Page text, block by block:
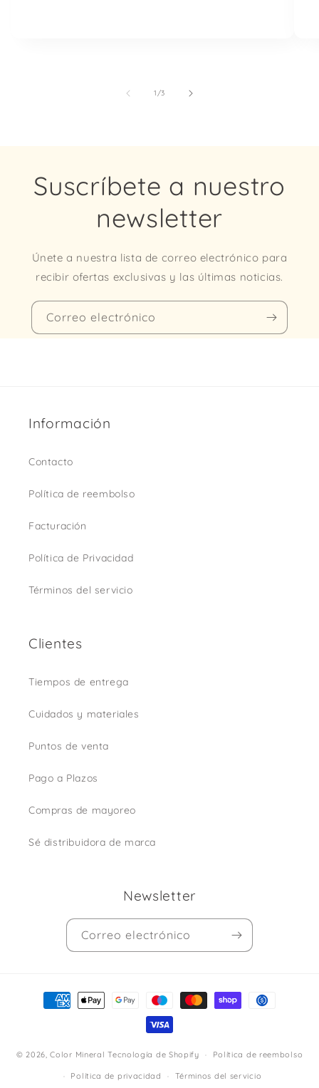
1/de
3
Suscríbete a nuestro
newsletter
Únete a nuestra lista de correo electrónico para
recibir ofertas exclusivas y las últimas noticias.
Correo electrónico
Información
Contacto
Política de reembolso
Facturación
Política de Privacidad
Términos del servicio
Clientes
Tiempos de entrega
Cuidados y materiales
Puntos de venta
Pago a Plazos
Compras de mayoreo
Sé distribuidora de marca
Newsletter
Correo electrónico
Formas
© 2026,Color Mineral Tecnología de Shopify Política de reembolso
Política de privacidad Términos del servicio